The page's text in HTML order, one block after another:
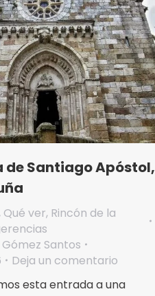
de Santiago Apóstol,
Qué ver, Rincón de la
Santos
Deja un comentario
esta entrada a una